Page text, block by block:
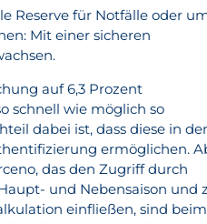
Reserve für Notfälle oder
Mit einer sicheren
auf 6,3 Prozent
schnell wie möglich so
dabei ist, dass diese in
ermöglichen.
das den Zugriff durch
und Nebensaison und
einfließen, sind beim